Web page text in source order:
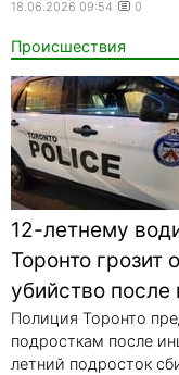
18.06.2026 09:54 0
Происшествия
12-летнему
Торонто грозит
убийство после
Полиция Торонто
подросткам после
летний подросток